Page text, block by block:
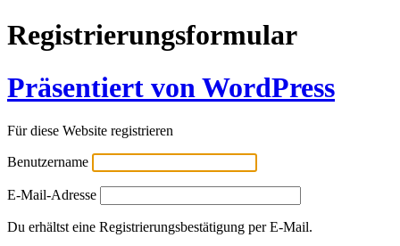
Registrierungsformular
Präsentiert von WordPress
Für diese Website registrieren
Benutzername
E-Mail-Adresse
Alternative:
Du erhältst eine Registrierungsbestätigung per E-Mail.